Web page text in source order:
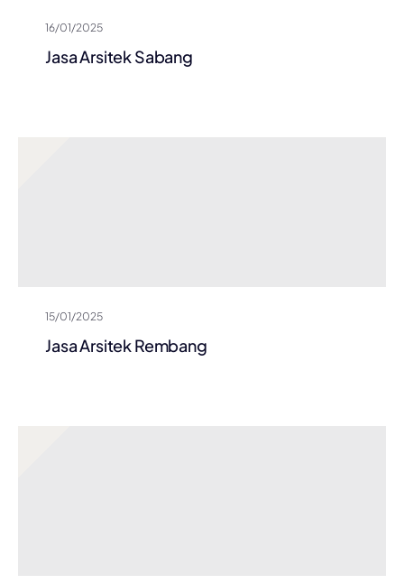
16/01/2025
Jasa Arsitek Sabang
15/01/2025
Jasa Arsitek Rembang